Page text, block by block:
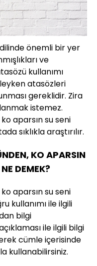
önemli bir yer
ve
kullanımı
atasözleri
gereklidir. Zira
istemez.
aparsın su seni
sıklıkla araştırılır.
KO APARSIN
DEMEK?
aparsın su seni
kullanımı ile ilgili
bilgi
ile ilgili bilgi
cümle içerisinde
kullanabilirsiniz.